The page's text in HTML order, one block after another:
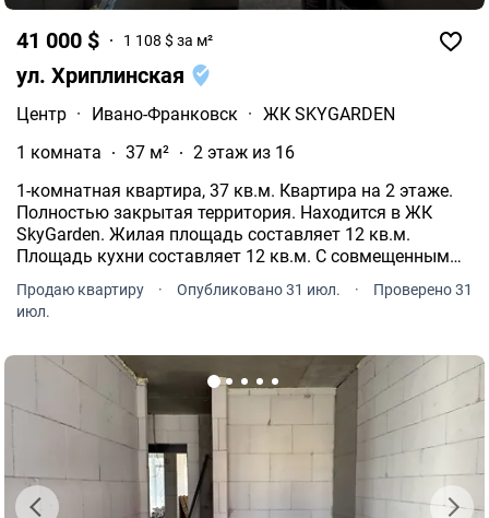
41 000 $ 1 108 $ за м²
ул. Хриплинская
Центр · Ивано-Франковск · ЖК SKYGARDEN
1 комната
37 м²
2 этаж из 16
1-комнатная квартира, 37 кв.м. Квартира на 2 этаже.
Полностью закрытая территория. Находится в ЖК
SkyGarden. Жилая площадь составляет 12 кв.м.
Площадь кухни составляет 12 кв.м. С совмещенным
Индивидуальные счетчики: газ, электричество.
Бойлер.
Продаю квартиру · Опубликовано 31 июл. ·
Проверено 31
июл.